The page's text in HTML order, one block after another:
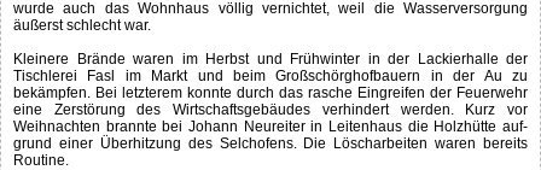
wurde auch das Wohnhaus völlig vernichtet, weil die Wasserversorgung
äußerst schlecht war.
Kleinere Brände waren im Herbst und Frühwinter in der Lackierhalle der
Tischlerei Fasl im Markt und beim Großschörghofbauern in der Au zu
bekämpfen. Bei letzterem konnte durch das rasche Eingreifen der Feuerwehr
eine Zerstörung des Wirtschaftsgebäudes verhindert werden. Kurz vor
Weihnachten brannte bei Johann Neureiter in Leitenhaus die Holzhütte auf-
grund einer Überhitzung des Selchofens. Die Löscharbeiten waren bereits
Routine.